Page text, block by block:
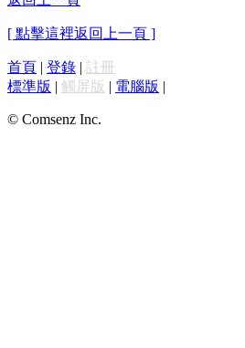
[ 點擊這裡返回上一頁 ]
首頁 | 登錄 | 註冊
標準版 | 觸屏版 | 電腦版 |
© Comsenz Inc.